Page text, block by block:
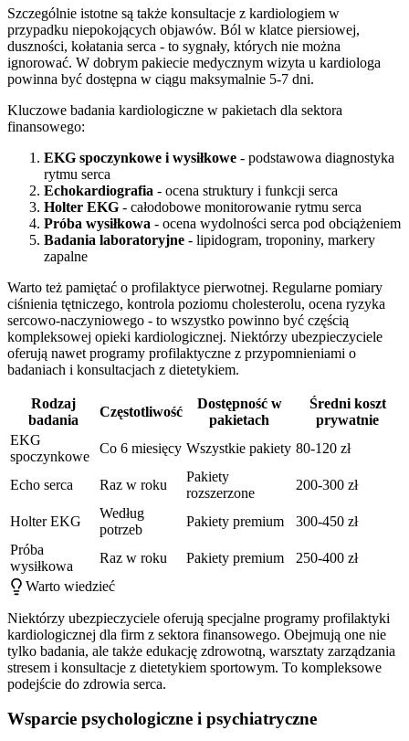
Szczególnie istotne są także konsultacje z kardiologiem w
przypadku niepokojących objawów. Ból w klatce piersiowej,
duszności, kołatania serca - to sygnały, których nie można
ignorować. W dobrym pakiecie medycznym wizyta u kardiologa
powinna być dostępna w ciągu maksymalnie 5-7 dni.
Kluczowe badania kardiologiczne w pakietach dla sektora
finansowego:
EKG spoczynkowe i wysiłkowe - podstawowa diagnostyka
rytmu serca
Echokardiografia - ocena struktury i funkcji serca
Holter EKG - całodobowe monitorowanie rytmu serca
Próba wysiłkowa - ocena wydolności serca pod obciążeniem
Badania laboratoryjne - lipidogram, troponiny, markery
zapalne
Warto też pamiętać o profilaktyce pierwotnej. Regularne pomiary
ciśnienia tętniczego, kontrola poziomu cholesterolu, ocena ryzyka
sercowo-naczyniowego - to wszystko powinno być częścią
kompleksowej opieki kardiologicznej. Niektórzy ubezpieczyciele
oferują nawet programy profilaktyczne z przypomnieniami o
badaniach i konsultacjach z dietetykiem.
Rodzaj
badania
Częstotliwość
Dostępność w
pakietach
Średni koszt
prywatnie
EKG
spoczynkowe
Co 6 miesięcy Wszystkie pakiety 80-120 zł
Echo serca Raz w roku
Pakiety
rozszerzone
200-300 zł
Holter EKG
Według
potrzeb
Pakiety premium
300-450 zł
Próba
wysiłkowa
Raz w roku Pakiety premium
250-400 zł
Warto wiedzieć
Niektórzy ubezpieczyciele oferują specjalne programy profilaktyki
kardiologicznej dla firm z sektora finansowego. Obejmują one nie
tylko badania, ale także edukację zdrowotną, warsztaty zarządzania
stresem i konsultacje z dietetykiem sportowym. To kompleksowe
podejście do zdrowia serca.
Wsparcie psychologiczne i psychiatryczne